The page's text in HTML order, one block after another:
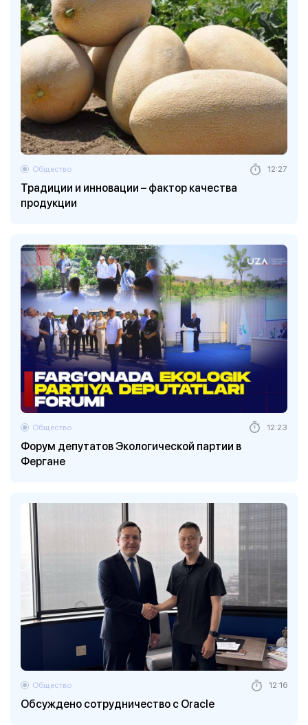
Традиции и инновации – фактор качества
продукции
Общество 12:27
Форум депутатов Экологической партии в
Фергане
Общество 12:23
Обсуждено сотрудничество с Oracle
Общество 12:16